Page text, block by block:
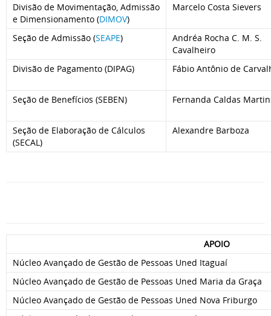
Divisão de Movimentação, Admissão
e Dimensionamento (DIMOV)
Marcelo Costa Sievers
Seção de Admissão (SEAPE)
Andréa Rocha C. M. S.
Cavalheiro
Divisão de Pagamento (DIPAG)
Fábio Antônio de
Seção de Benefícios (SEBEN) Fernanda Caldas
Seção de Elaboração de Cálculos
(SECAL)
Alexandre Barboza
APOIO
Núcleo Avançado de Gestão de Pessoas Uned Itaguaí
Núcleo Avançado de Gestão de Pessoas Uned Maria da Graça
Núcleo Avançado de Gestão de Pessoas Uned Nova Friburgo